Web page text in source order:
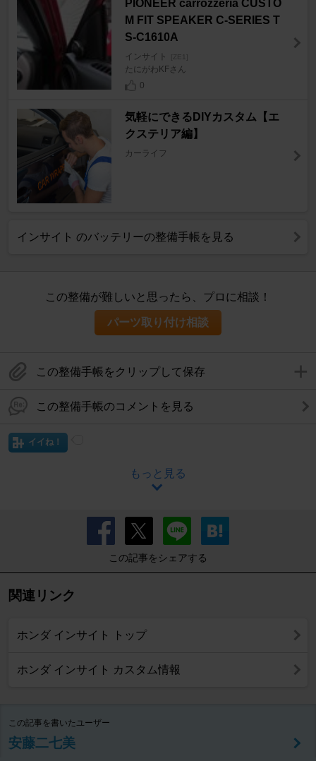
PIONEER carrozzeria CUSTO
M FIT SPEAKER C-SERIES T
S-C1610A
インサイト [ZE1]
たにがわKFさん
0
気軽にできるDIYカスタム【エ
クステリア編】
カーライフ
インサイト のバッテリーの整備手帳を見る
この整備が難しいと思ったら、プロに相談！
パーツ取り付け相談
この整備手帳をクリップして保存
この整備手帳のコメントを見る
イイね！
もっと見る
この記事をシェアする
関連リンク
ホンダ インサイト トップ
ホンダ インサイト カスタム情報
この記事を書いたユーザー
安藤二七美